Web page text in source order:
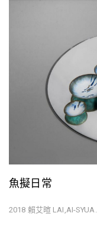
魚擬日常
2018 賴艾暄 LAI,AI-SYUA...